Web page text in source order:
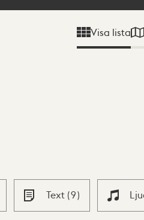
Visa lista
Text (9)